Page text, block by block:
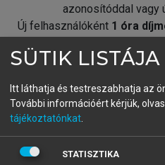
azonosítóddal vagy
Új felhasználóként 1 óra
fiókoddal,vagy
A regisztráció után a
BELÉPÉS SAJÁT
SÜTIK LISTÁJA
Itt láthatja és testreszabhatja az
További információért kérjük,
tájékoztatónkat
STATISZTIKA